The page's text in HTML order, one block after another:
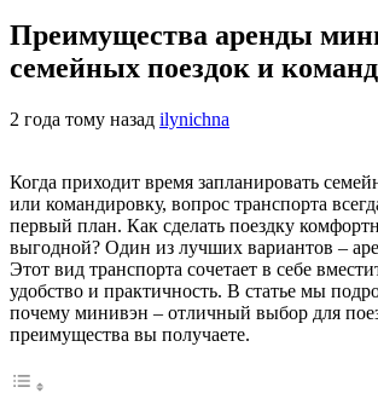
Преимущества аренды
семейных поездок и
2 года тому назад ilynichna
Когда приходит время запланировать
или командировку, вопрос транспорта
первый план. Как сделать поездку
выгодной? Один из лучших вариантов –
Этот вид транспорта сочетает в себе
удобство и практичность. В статье мы
почему минивэн – отличный выбор для
преимущества вы получаете.